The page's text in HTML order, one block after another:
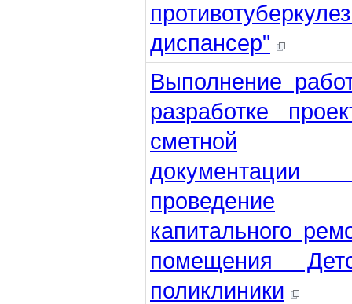
диспансер"
Выполнение
разработке
сметной
проведение
капитального
помещения
поликлиники